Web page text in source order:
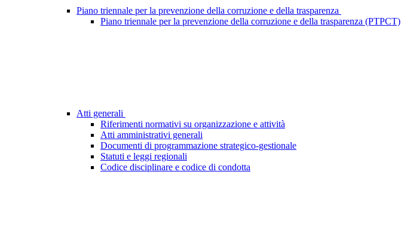
Piano triennale per la prevenzione della corruzione e della trasparenza
Piano triennale per la prevenzione della corruzione e della trasparenza (PTPCT)
Atti generali
Riferimenti normativi su organizzazione e attività
Atti amministrativi generali
Documenti di programmazione strategico-gestionale
Statuti e leggi regionali
Codice disciplinare e codice di condotta